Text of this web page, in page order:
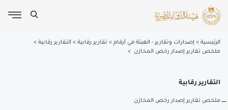
الرئيسية إصدارات وتقارير - الهيئة في أرقام تقارير رقابية
التقارير رقابية
ملخص تقارير إصدار رخص المخازن
التقارير رقابية
ملخص تقارير إصدار رخص المخازن